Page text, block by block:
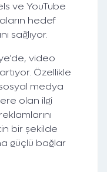
ve YouTube
hedef
sağlıyor.
video
Özellikle
medya
olan ilgi
bir şekilde
güçlü bağlar